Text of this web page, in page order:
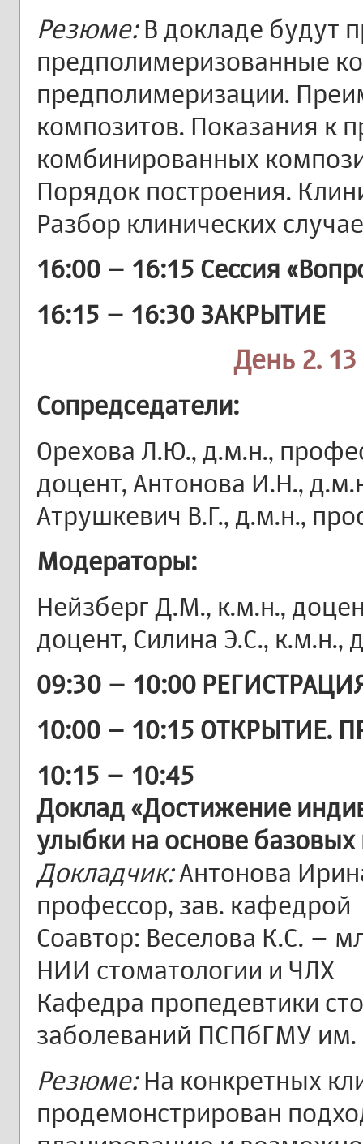
Резюме:В докладе будут
предполимеризованные
предполимеризации.
композитов. Показания к
комбинированных
Порядок построения.
Разбор клинических
16:00 – 16:15 Сессия
16:15 – 16:30 ЗАКРЫТИЕ
День 2. 13
Сопредседатели:
Орехова Л.Ю., д.м.н.,
доцент, Антонова И.Н.,
Атрушкевич В.Г., д.м.н.,
Модераторы:
Нейзберг Д.М., к.м.н.,
доцент, Силина Э.С., к.м.н.,
09:30 – 10:00
10:00 – 10:15 ОТКРЫТИЕ.
10:15 – 10:45
Доклад «Достижение
улыбки на основе
Докладчик:Антонова
профессор, зав. кафедрой
Соавтор: Веселова К.С. –
НИИ стоматологии и ЧЛХ
Кафедра пропедевтики
заболеваний ПСПбГМУ им.
Резюме:На конкретных
продемонстрирован